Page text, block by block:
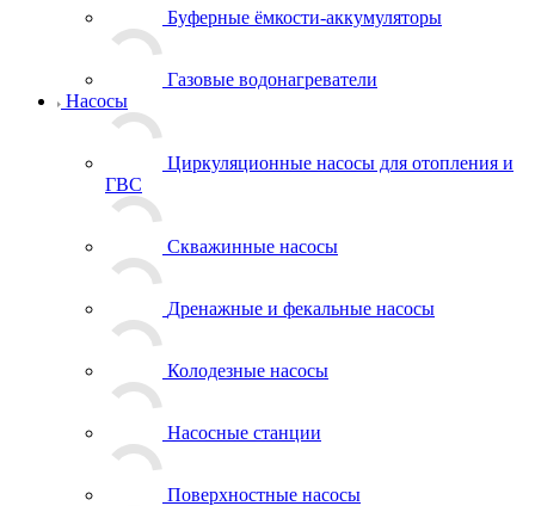
Буферные ёмкости-аккумуляторы
Газовые водонагреватели
Насосы
Циркуляционные насосы для отопления и
ГВС
Скважинные насосы
Дренажные и фекальные насосы
Колодезные насосы
Насосные станции
Поверхностные насосы